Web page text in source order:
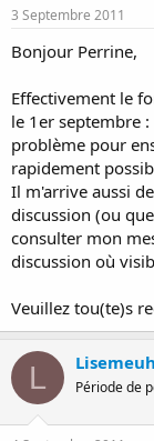
3 Septembre 2011
Bonjour Perrine,
Effectivement le
le 1er septembre
problème pour
rapidement
Il m'arrive aussi
discussion (ou
consulter mon
discussion où
Veuillez tou(te)s
L Lisemeuh
Période de